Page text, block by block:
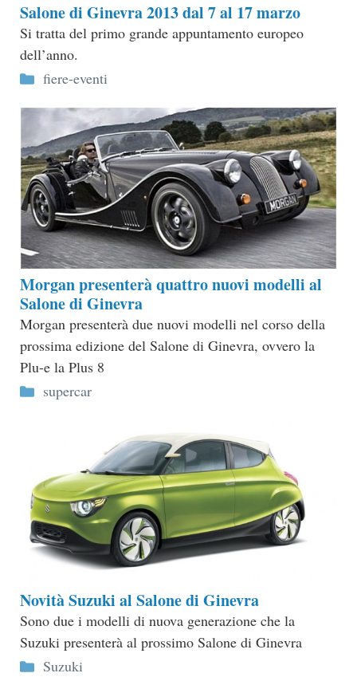
Salone di Ginevra 2013 dal 7 al 17 marzo
Si tratta del primo grande appuntamento europeo
dell’anno.
Categorie
fiere-eventi
Morgan presenterà quattro nuovi modelli al
Salone di Ginevra
Morgan presenterà due nuovi modelli nel corso della
prossima edizione del Salone di Ginevra, ovvero la
Plu-e la Plus 8
Categorie
supercar
Novità Suzuki al Salone di Ginevra
Sono due i modelli di nuova generazione che la
Suzuki presenterà al prossimo Salone di Ginevra
Categorie
Suzuki